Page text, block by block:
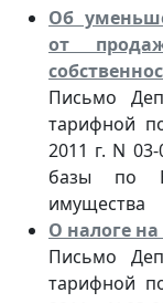
Об
от
Письмо
тарифной
2011 г. N
базы по
имущества
О налоге
Письмо
тарифной